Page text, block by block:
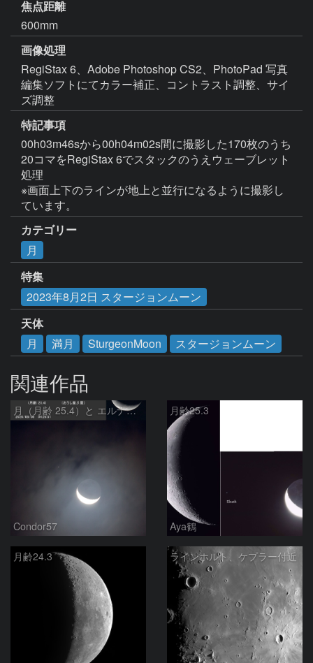
焦点距離
600mm
画像処理
RegiStax 6、Adobe Photoshop CS2、PhotoPad 写真
編集ソフトにてカラー補正、コントラスト調整、サイ
ズ調整
特記事項
00h03m46sから00h04m02s間に撮影した170枚のうち
20コマをRegiStax 6でスタックのうえウェーブレット
処理
※画面上下のラインが地上と並行になるように撮影し
ています。
カテゴリー
月
特集
2023年8月2日 スタージョンムーン
天体
月
満月 SturgeonMoon スタージョンムーン
関連作品
月（月齢 25.4）と エルナト（おうし座β星）
Condor57
月齢25.3
Aya鶴
月齢24.3 ラインホルト、ケプラー付近